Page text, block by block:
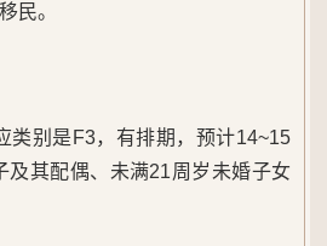
民。
类别是F3，有排期，预计14~15
及其配偶、未满21周岁未婚子女